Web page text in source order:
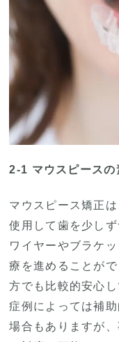
2-1 マウスピースの
マウスピース矯正
使用して歯を少し
ワイヤーやブラケ
療を進めることが
方でも比較的安心
症例によっては補
場合もありますが